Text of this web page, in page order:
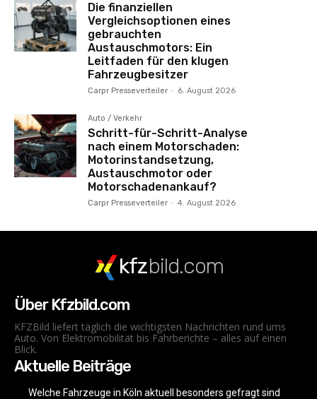
Die finanziellen
Vergleichsoptionen eines
gebrauchten
Austauschmotors: Ein
Leitfaden für den klugen
Fahrzeugbesitzer
Carpr Presseverteiler - 6. August 2026
Auto / Verkehr
Schritt-für-Schritt-Analyse
nach einem Motorschaden:
Motorinstandsetzung,
Austauschmotor oder
Motorschadenankauf?
Carpr Presseverteiler - 4. August 2026
kfzbild.com
Über Kfzbild.com
KFZBild liefert täglich die wichtigsten Nachrichten rund ums
Auto. Von Elektromobilität bis Fahrberichte – alles auf einen
Blick.
Aktuelle Beiträge
Welche Fahrzeuge in Köln aktuell besonders gefragt sind